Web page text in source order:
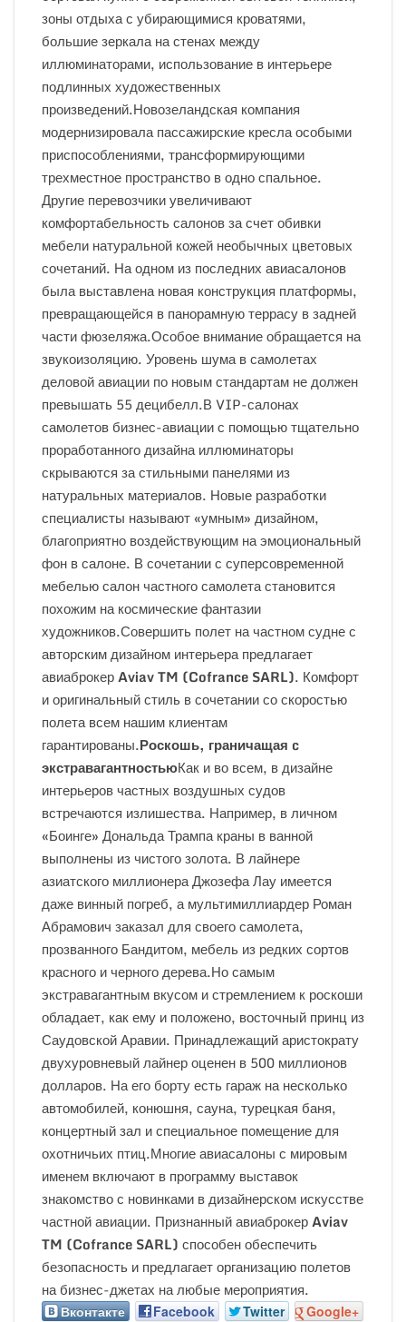
зоны отдыха с убирающимися кроватями,
большие зеркала на стенах между
иллюминаторами, использование в интерьере
подлинных художественных
произведений.Новозеландская компания
модернизировала пассажирские кресла особыми
приспособлениями, трансформирующими
трехместное пространство в одно спальное.
Другие перевозчики увеличивают
комфортабельность салонов за счет обивки
мебели натуральной кожей необычных цветовых
сочетаний. На одном из последних авиасалонов
была выставлена новая конструкция платформы,
превращающейся в панорамную террасу в задней
части фюзеляжа.Особое внимание обращается на
звукоизоляцию. Уровень шума в самолетах
деловой авиации по новым стандартам не должен
превышать 55 децибелл.В VIP-салонах
самолетов бизнес-авиации с помощью тщательно
проработанного дизайна иллюминаторы
скрываются за стильными панелями из
натуральных материалов. Новые разработки
специалисты называют «умным» дизайном,
благоприятно воздействующим на эмоциональный
фон в салоне. В сочетании с суперсовременной
мебелью салон частного самолета становится
похожим на космические фантазии
художников.Совершить полет на частном судне с
авторским дизайном интерьера предлагает
авиаброкерAviavTM (Cofrance SARL). Комфорт
и оригинальный стиль в сочетании со скоростью
полета всем нашим клиентам
гарантированы.Роскошь, граничащая c
экстравагантностьюКак и во всем, в дизайне
интерьеров частных воздушных судов
встречаются излишества. Например, в личном
«Боинге» Дональда Трампа краны в ванной
выполнены из чистого золота. В лайнере
азиатского миллионера Джозефа Лау имеется
даже винный погреб, а мультимиллиардер Роман
Абрамович заказал для своего самолета,
прозванного Бандитом, мебель из редких сортов
красного и черного дерева.Но самым
экстравагантным вкусом и стремлением к роскоши
обладает, как ему и положено, восточный принц из
Саудовской Аравии. Принадлежащий аристократу
двухуровневый лайнер оценен в 500 миллионов
долларов. На его борту есть гараж на несколько
автомобилей, конюшня, сауна, турецкая баня,
концертный зал и специальное помещение для
охотничьих птиц.Многие авиасалоны с мировым
именем включают в программу выставок
знакомство с новинками в дизайнерском искусстве
частной авиации. Признанный авиаброкерAviav
TM (Cofrance SARL) способен обеспечить
безопасность и предлагает организацию полетов
на бизнес-джетах на любые мероприятия.
Вконтакте Facebook Twitter
Google+